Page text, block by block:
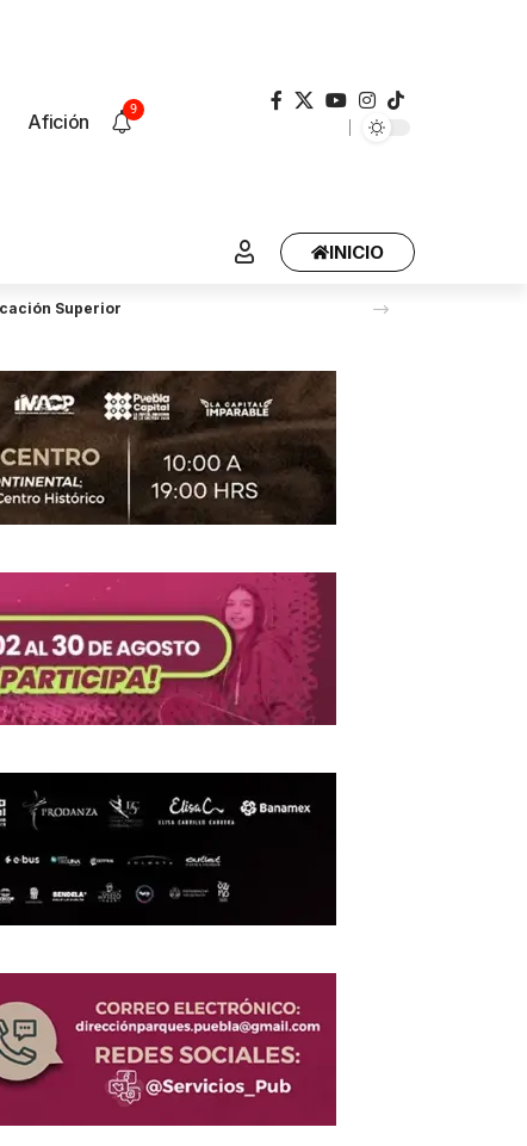
Afición
9
INICIO
Superior